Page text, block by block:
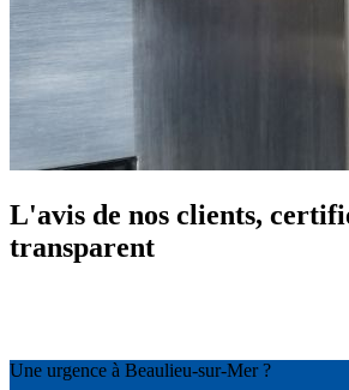
L'avis de nos clients,
transparent
Une urgence à Beaulieu-sur-Mer ?